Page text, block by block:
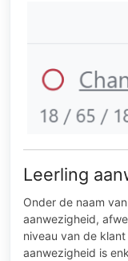
Leerling
Onder de naam
aanwezigheid,
niveau van de
aanwezigheid is